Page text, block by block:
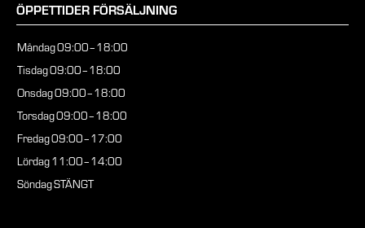
ÖPPETTIDER FÖRSÄLJNING
Måndag09:00–18:00
Tisdag09:00–18:00
Onsdag09:00–18:00
Torsdag09:00–18:00
Fredag09:00–17:00
Lördag11:00–14:00
SöndagSTÄNGT